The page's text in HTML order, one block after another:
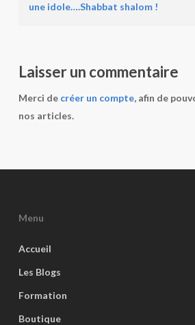
une idole….Shabbat shalom !
Laisser un commentaire
Merci de créer un compte, afin de
nos articles.
Menu
Accueil
Les Blogs
Formation
Boutique